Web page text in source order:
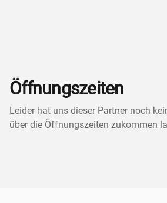
Öffnungszeiten
Leider hat uns dieser Partner noch
über die Öffnungszeiten zukommen